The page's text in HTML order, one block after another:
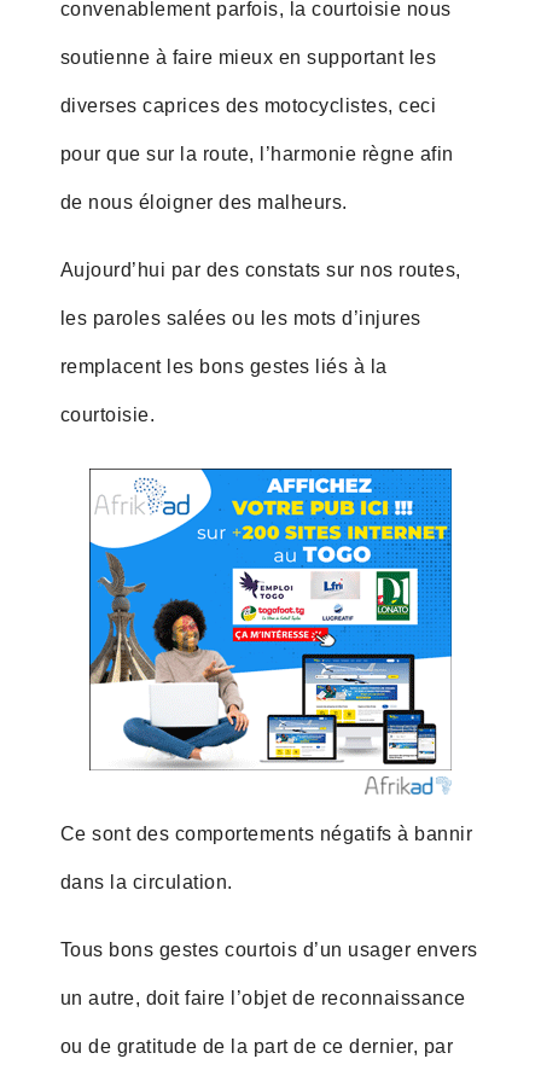
convenablement parfois, la courtoisie nous
soutienne à faire mieux en supportant les
diverses caprices des motocyclistes, ceci
pour que sur la route, l’harmonie règne afin
de nous éloigner des malheurs.
Aujourd’hui par des constats sur nos routes,
les paroles salées ou les mots d’injures
remplacent les bons gestes liés à la
courtoisie.
Ce sont des comportements négatifs à bannir
dans la circulation.
Tous bons gestes courtois d’un usager envers
un autre, doit faire l’objet de reconnaissance
ou de gratitude de la part de ce dernier, par